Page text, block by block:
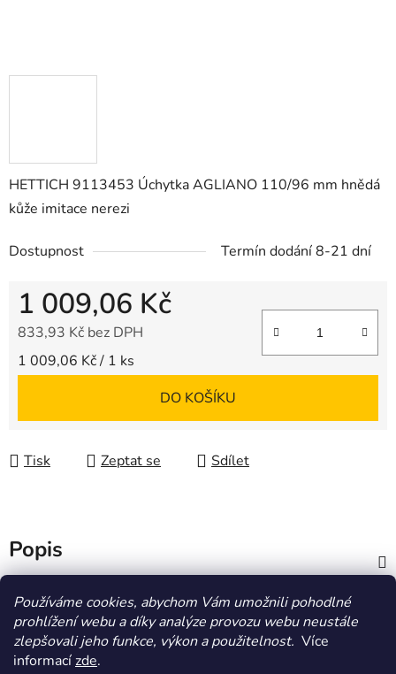
Používáme cookies, abychom Vám umožnili pohodlné
prohlížení webu a díky analýze provozu webu neustále
zlepšovali jeho funkce, výkon a použitelnost. Více
informacízde.
HETTICH 9113453 Úchytka AGLIANO 110/96 mm hnědá
kůže imitace nerezi
Dostupnost Termín dodání 8-21 dní
1 009,06 Kč
833,93 Kč bez DPH
Měrná cena:
1 009,06 Kč / 1 ks
DO KOŠÍKU
Tisk Zeptat se Sdílet
Popis
Diskuze